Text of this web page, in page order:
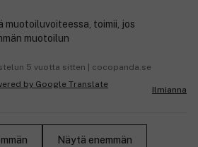
muotoiluvoiteessa, toimii, jos
muotoilun
5 vuotta sitten | cocopanda.se
Ilmianna
Näytä enemmän